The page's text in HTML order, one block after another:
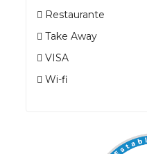
Restaurante
Take Away
VISA
Wi-fi